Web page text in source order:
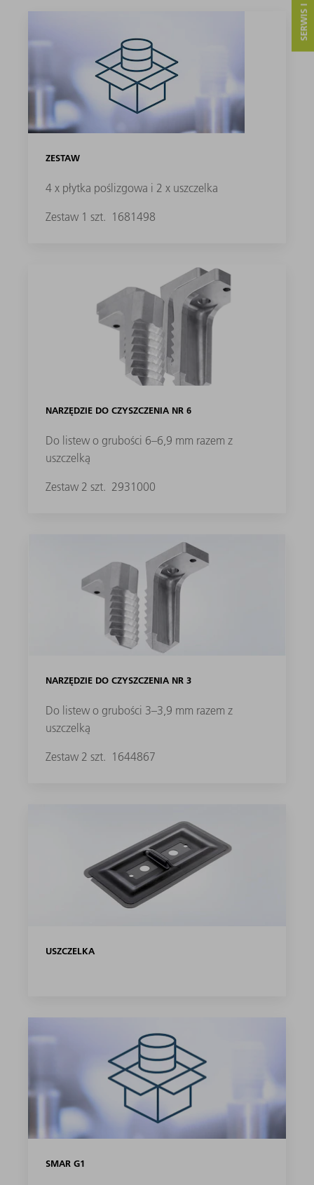
ZESTAW
4 x płytka poślizgowa i 2 x uszczelka
Zestaw 1 szt. 1681498
NARZĘDZIE DO CZYSZCZENIA NR 6
Do listew o grubości 6–6,9 mm razem z
uszczelką
Zestaw 2 szt. 2931000
NARZĘDZIE DO CZYSZCZENIA NR 3
Do listew o grubości 3–3,9 mm razem z
uszczelką
Zestaw 2 szt. 1644867
USZCZELKA
SMAR G1